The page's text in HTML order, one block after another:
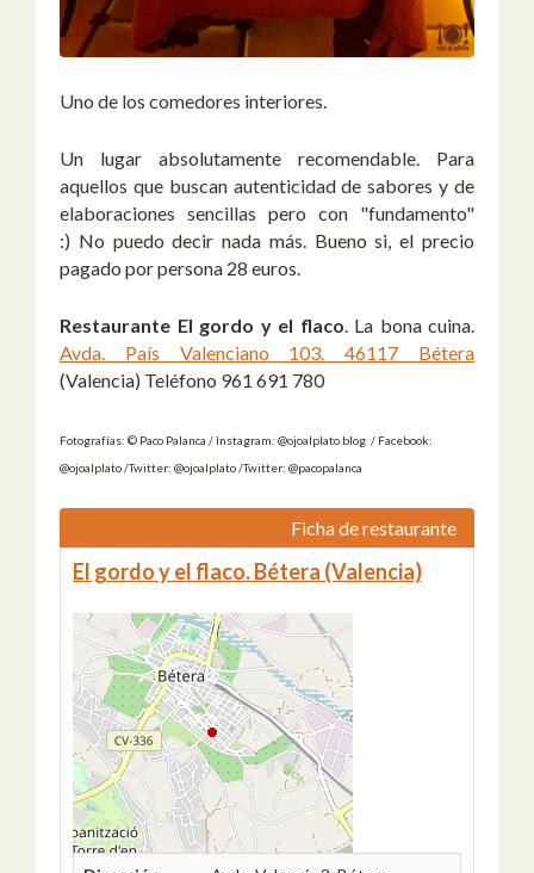
Uno de los comedores interiores.
Un lugar absolutamente recomendable. Para
aquellos que buscan autenticidad de sabores y de
elaboraciones sencillas pero con "fundamento"
:) No puedo decir nada más. Bueno si, el precio
pagado por persona 28 euros.
Restaurante El gordo y el flaco . La bona cuina.
Avda. País Valenciano 103. 46117 Bétera
(Valencia) Teléfono 961 691 780
Fotografías: © Paco Palanca / Instagram: @ojoalplato.blog / Facebook:
@ojoalplato /Twitter: @ojoalplato /Twitter: @pacopalanca
Ficha de restaurante
El gordo y el flaco. Bétera (Valencia)